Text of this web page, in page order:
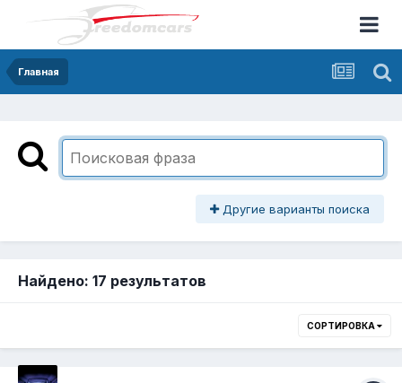
Главная
Другие варианты поиска
Найдено: 17 результатов
СОРТИРОВКА